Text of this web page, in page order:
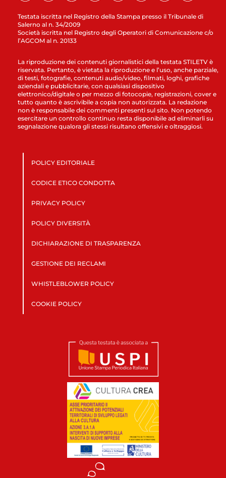
Testata iscritta nel Registro della Stampa presso il Tribunale di
Salerno al n. 34/2009
Società iscritta nel Registro degli Operatori di Comunicazione c/o
l’AGCOM al n. 20133
La riproduzione dei contenuti giornalistici della testata STILETV è
riservata. Pertanto, è vietata la riproduzione e l’uso, anche parziale,
di testi, fotografie, contenuti audio/video, filmati, loghi, grafiche
aziendali e pubblicitarie, con qualsiasi dispositivo
elettronico/digitale o per mezzo di fotocopie, registrazioni, cover e
tutto quanto è ascrivibile a copia non autorizzata. La redazione
non è responsabile dei commenti presenti sul sito. Non potendo
esercitare un controllo continuo resta disponibile ad eliminarli su
segnalazione qualora gli stessi risultano offensivi e oltraggiosi.
POLICY EDITORIALE
CODICE ETICO CONDOTTA
PRIVACY POLICY
POLICY DIVERSITÀ
DICHIARAZIONE DI TRASPARENZA
GESTIONE DEI RECLAMI
WHISTLEBLOWER POLICY
COOKIE POLICY